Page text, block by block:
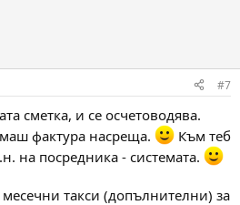
#7
сметка, и се осчетоводява.
фактура насреща.
Към теб
на посредника - системата.
такси (допълнителни) за